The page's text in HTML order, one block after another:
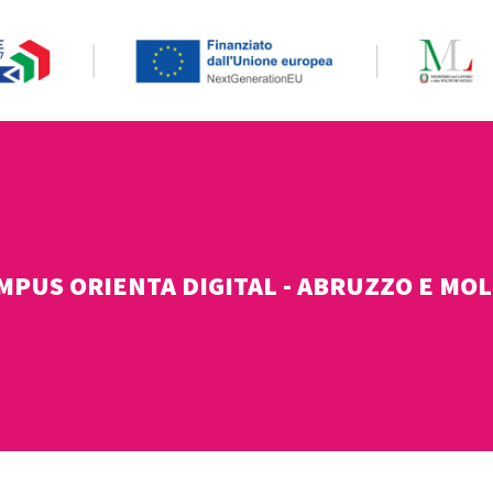
ORIENTA DIGITAL - ABRUZZO E